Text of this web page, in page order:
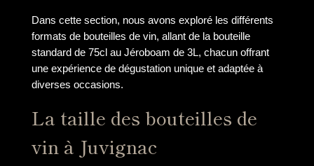
Dans cette section, nous avons exploré les différents
formats de bouteilles de vin, allant de la bouteille
standard de 75cl au Jéroboam de 3L, chacun offrant
une expérience de dégustation unique et adaptée à
diverses occasions.
La taille des bouteilles de
vin à Juvignac